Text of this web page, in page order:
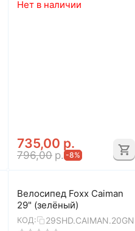
Нет в наличии
735,00 р.
796,00 р. -8%
Велосипед Foxx Caiman
29" (зелёный)
КОД: